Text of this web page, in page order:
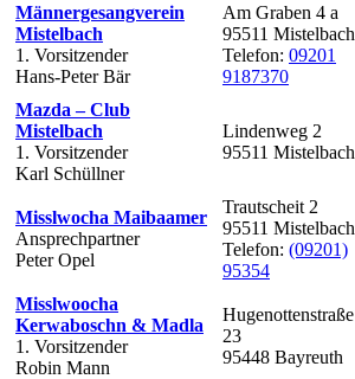
Männergesangverein
Mistelbach
1. Vorsitzender
Hans-Peter Bär
Am Graben 4 a
95511 Mistelbach
Telefon: 09201
9187370
Mazda – Club
Mistelbach
1. Vorsitzender
Karl Schüllner
Lindenweg 2
95511 Mistelbach
Misslwocha Maibaamer
Ansprechpartner
Peter Opel
Trautscheit 2
95511 Mistelbach
Telefon: (09201)
95354
Misslwoocha
Kerwaboschn & Madla
1. Vorsitzender
Robin Mann
Hugenottenstraße
23
95448 Bayreuth